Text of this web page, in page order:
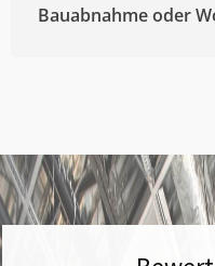
Bauabnahme oder